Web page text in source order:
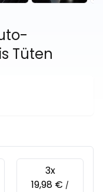
Tüten
3x
19,98 € /